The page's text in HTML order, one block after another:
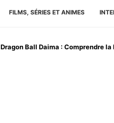
FILMS, SÉRIES ET ANIMES
Dragon Ball Daima : Comprendre